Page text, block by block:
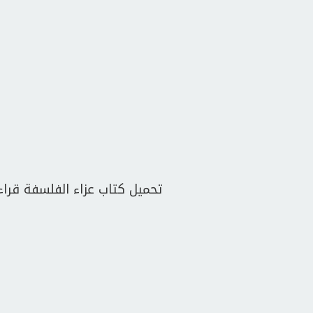
تحميل كتاب عزاء الفلسفة